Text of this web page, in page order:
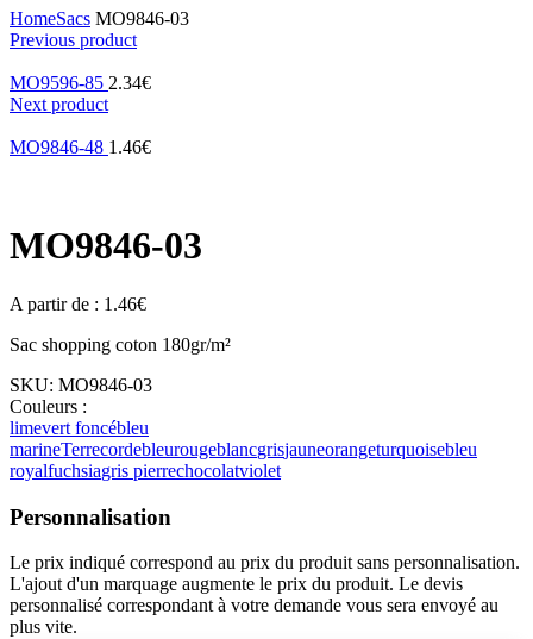
HomeSacs MO9846-03
Previous product
MO9596-85 2.34€
Next product
MO9846-48 1.46€
MO9846-03
A partir de : 1.46€
Sac shopping coton 180gr/m²
SKU: MO9846-03
Couleurs :
limevert foncébleu
marineTerrecordebleurougeblancgrisjauneorangeturquoisebleu
royalfuchsiagris pierrechocolatviolet
Personnalisation
Le prix indiqué correspond au prix du produit sans personnalisation.
L'ajout d'un marquage augmente le prix du produit. Le devis
personnalisé correspondant à votre demande vous sera envoyé au
plus vite.